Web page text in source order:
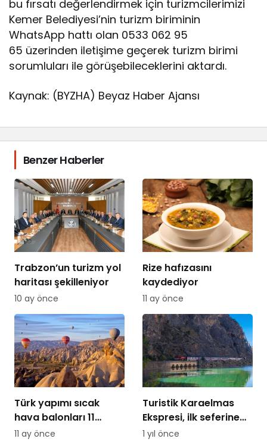
bu fırsatı değerlendirmek için turizmcilerimizi
Kemer Belediyesi’nin turizm biriminin
WhatsApp hattı olan 0533 062 95
65 üzerinden iletişime geçerek turizm birimi
sorumluları ile görüşebileceklerini aktardı.
Kaynak: (BYZHA) Beyaz Haber Ajansı
Benzer Haberler
Trabzon’un turizm yol
haritası şekilleniyor
10 ay önce
Rize hafızasını
kaydediyor
11 ay önce
Türk yapımı sıcak
hava balonları 11
ülkeye uçtu
11 ay önce
Turistik Karaelmas
Ekspresi, ilk seferine
Ankara’dan uğurlandı
1 yıl önce